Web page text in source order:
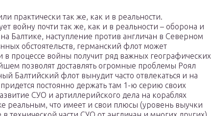
практически так же, как и в реальности.
войну почти так же, как и в реальности – оборона и
Балтике, наступление против англичан в Северном
обстоятельств, германский флот может
в процессе войны получит ряд важных географических
позволят доставлять огромные проблемы Роял
Балтийский флот вынудит часто отвлекаться и на
постоянно держать там 1-ю серию своих
СУО и артиллерийского дела на кораблях
реальным, что имеет и свои плюсы (уровень выучки